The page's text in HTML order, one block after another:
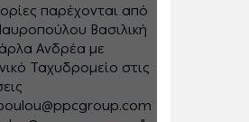
παρέχονται από
Βασιλική
Ανδρέα με
Ταχυδρομείο στις